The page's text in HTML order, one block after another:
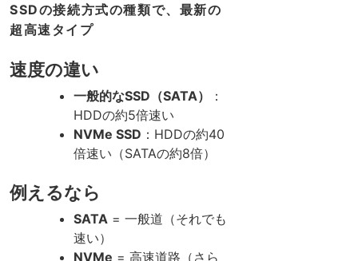
SSDの接続方式の種類で、最新の
超高速タイプ
速度の違い
一般的なSSD（SATA）
：
HDDの約5倍速い
NVMe SSD ：HDDの約40
倍速い（SATAの約8倍）
例えるなら
SATA = 一般道（それでも
速い）
NVMe = 高速道路（さら